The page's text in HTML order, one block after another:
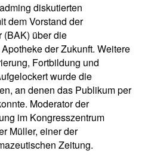
diskutierten
dem Vorstand der
(BAK) über die
der Zukunft. Weitere
Fortbildung und
wurde die
an denen das Publikum per
Moderator der
im Kongresszentrum
Müller, einer der
Zeitung.